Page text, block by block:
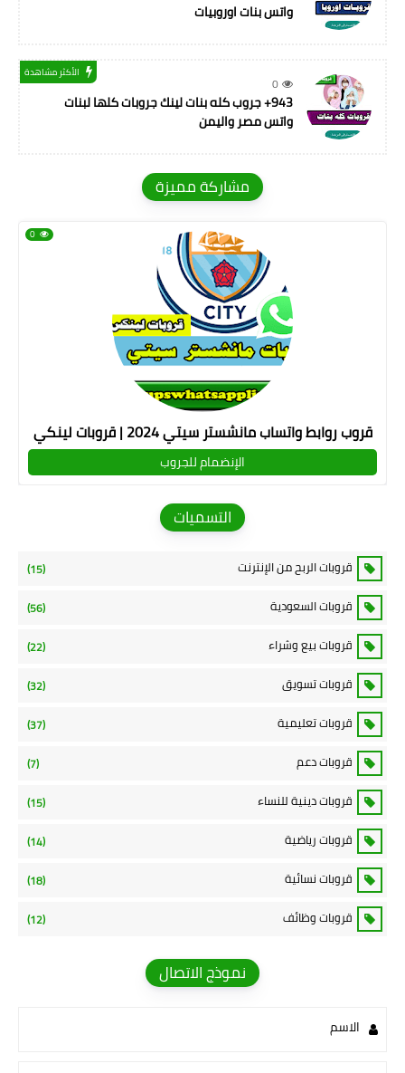
واتس بنات اوروبيات
0
الأكثر مشاهدة
943+ جروب كله بنات لينك جروبات كلها لبنات
واتس مصر واليمن
مشاركة مميزة
قروب روابط واتساب مانشستر سيتي 2024 | قروبات لينكي
0
الإنضمام للجروب
التسميات
قروبات الربح من الإنترنت (15)
قروبات السعودية (56)
قروبات بيع وشراء (22)
قروبات تسويق (32)
قروبات تعليمية (37)
قروبات دعم (7)
قروبات دينية للنساء (15)
قروبات رياضية (14)
قروبات نسائية (18)
قروبات وظائف (12)
نموذج الاتصال
الاسم